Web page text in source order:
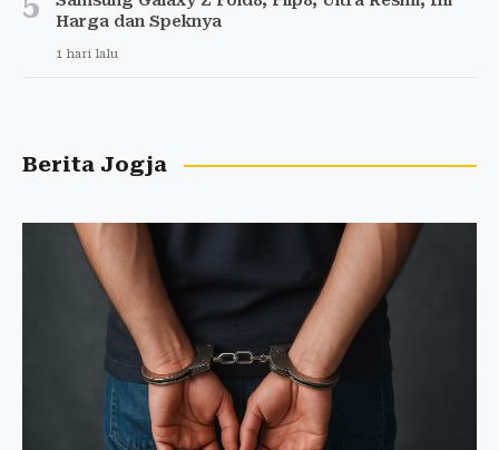
Harga dan Speknya
1 hari lalu
Berita Jogja